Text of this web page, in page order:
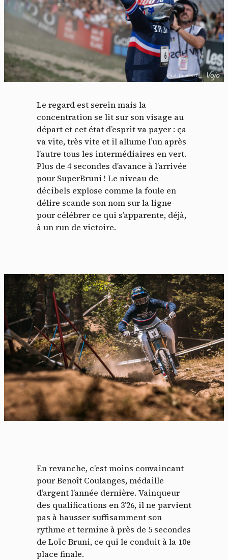
Le regard est serein mais la
concentration se lit sur son visage au
départ et cet état d’esprit va payer : ça
va vite, très vite et il allume l’un après
l’autre tous les intermédiaires en vert.
Plus de 4 secondes d’avance à l’arrivée
pour SuperBruni ! Le niveau de
décibels explose comme la foule en
délire scande son nom sur la ligne
pour célébrer ce qui s’apparente, déjà,
à un run de victoire.
En revanche, c’est moins convaincant
pour Benoît Coulanges, médaille
d’argent l’année dernière. Vainqueur
des qualifications en 3’26, il ne parvient
pas à hausser suffisamment son
rythme et termine à près de 5 secondes
de Loïc Bruni, ce qui le conduit à la 10e
place finale.